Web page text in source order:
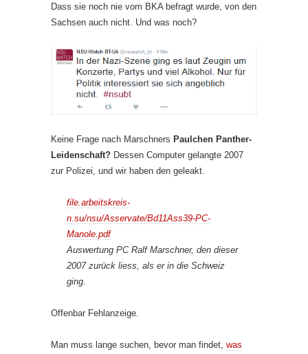
Dass sie noch nie vom BKA befragt wurde, von den
Sachsen auch nicht. Und was noch?
Keine Frage nach Marschners Paulchen Panther-
Leidenschaft? Dessen Computer gelangte 2007
zur Polizei, und wir haben den geleakt.
file.arbeitskreis-
n.su/nsu/Asservate/Bd11Ass39-PC-
Manole.pdf
Auswertung PC Ralf Marschner, den dieser
2007 zurück liess, als er in die Schweiz
ging.
Offenbar Fehlanzeige.
Man muss lange suchen, bevor man findet, was